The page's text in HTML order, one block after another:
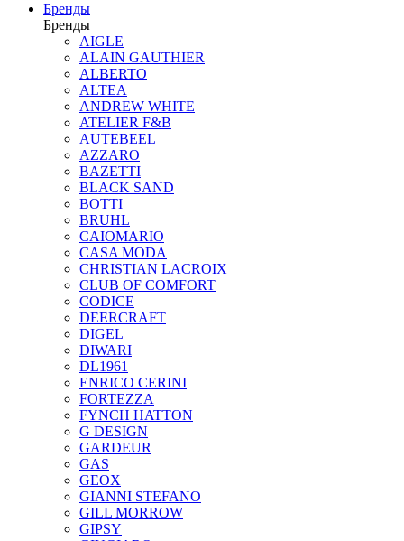
Бренды
Бренды
AIGLE
ALAIN GAUTHIER
ALBERTO
ALTEA
ANDREW WHITE
ATELIER F&B
AUTEBEEL
AZZARO
BAZETTI
BLACK SAND
BOTTI
BRUHL
CAIOMARIO
CASA MODA
CHRISTIAN LACROIX
CLUB OF COMFORT
CODICE
DEERCRAFT
DIGEL
DIWARI
DL1961
ENRICO CERINI
FORTEZZA
FYNCH HATTON
G DESIGN
GARDEUR
GAS
GEOX
GIANNI STEFANO
GILL MORROW
GIPSY